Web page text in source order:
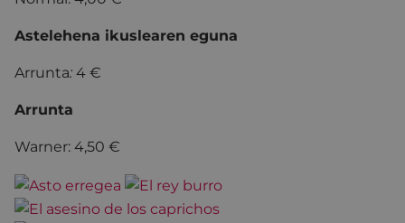
Astelehena ikuslearen eguna
Arrunta: 4 €
Arrunta
Warner: 4,50 €